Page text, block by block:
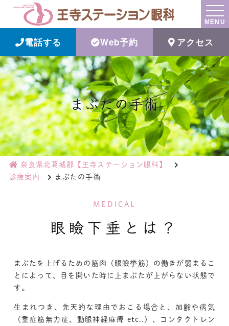
MENU
電話する Web予約 アクセス
まぶたの手術
奈良県北葛城郡【王寺ステーション眼科】
診療案内
まぶたの手術
MEDICAL
眼瞼下垂とは？
まぶたを上げるための筋肉（眼瞼挙筋）の働きが弱まるこ
とによって、目を開いた時に上まぶたが上がらない状態で
す。
生まれつき、先天的な理由でおこる場合と、加齢や病気
（重症筋無力症、動眼神経麻痺 etc..）、コンタクトレン